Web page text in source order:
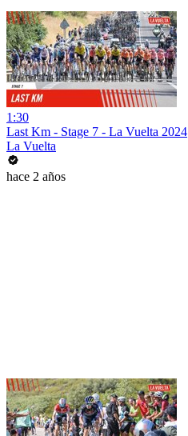
1:30
Last Km - Stage 7 - La Vuelta 2024
La Vuelta
hace 2 años